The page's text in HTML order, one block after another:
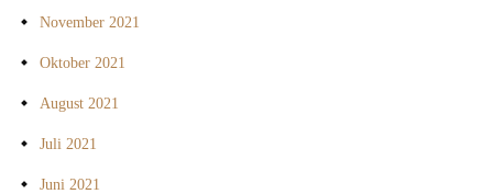
November 2021
Oktober 2021
August 2021
Juli 2021
Juni 2021